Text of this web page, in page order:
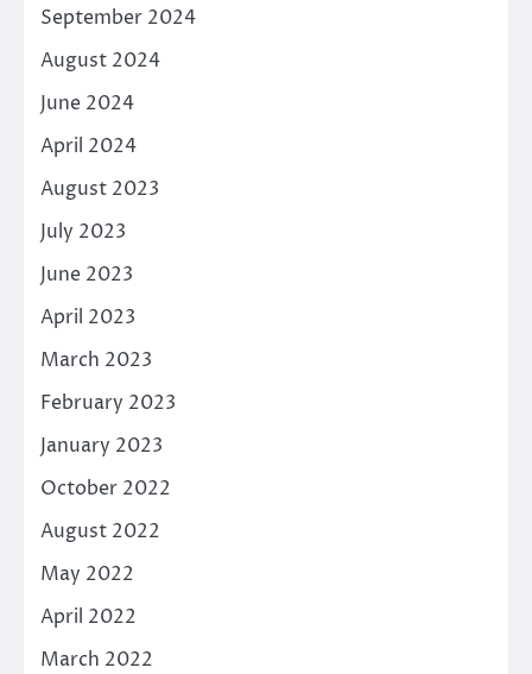
September 2024
August 2024
June 2024
April 2024
August 2023
July 2023
June 2023
April 2023
March 2023
February 2023
January 2023
October 2022
August 2022
May 2022
April 2022
March 2022